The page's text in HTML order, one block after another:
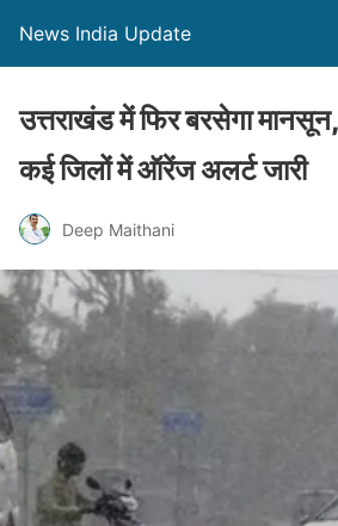
News India Update
उत्तराखंड में फिर बरसेगा
कई जिलों में ऑरेंज अलर्ट जारी
Deep Maithani